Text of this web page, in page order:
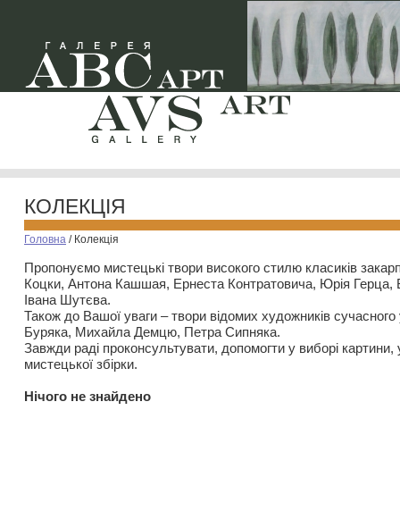
КОЛЕКЦІЯ
Головна / Колекція
Пропонуємо мистецькі твори високого стилю класиків
Коцки, Антона Кашшая, Ернеста Контратовича, Юрія
Івана Шутєва.
Також до Вашої уваги – твори відомих художників
Буряка, Михайла Демцю, Петра Сипняка.
Завжди раді проконсультувати, допомогти у виборі картини,
мистецької збірки.
Нiчого не знайдено